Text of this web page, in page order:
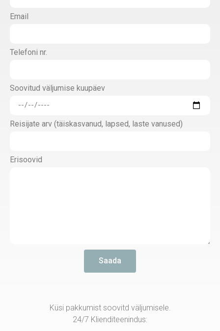
Email
Telefoni nr.
Soovitud väljumise kuupäev
Reisijate arv (täiskasvanud, lapsed, laste vanused)
Erisoovid
Saada
Küsi pakkumist soovitd väljumisele.
24/7 Klienditeenindus: